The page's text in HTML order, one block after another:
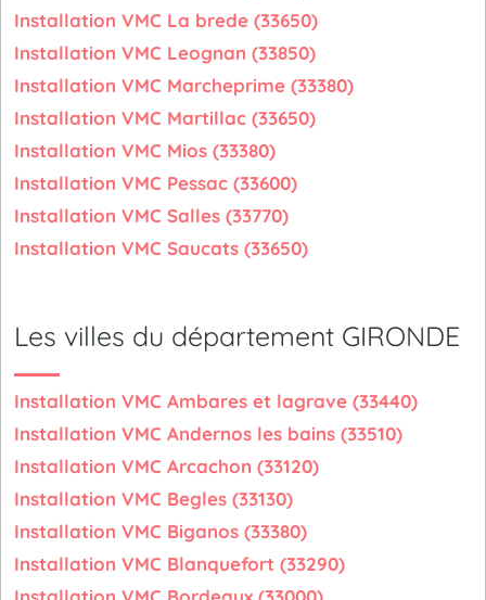
Installation VMC La brede (33650)
Installation VMC Leognan (33850)
Installation VMC Marcheprime (33380)
Installation VMC Martillac (33650)
Installation VMC Mios (33380)
Installation VMC Pessac (33600)
Installation VMC Salles (33770)
Installation VMC Saucats (33650)
Les villes du département GIRONDE
Installation VMC Ambares et lagrave (33440)
Installation VMC Andernos les bains (33510)
Installation VMC Arcachon (33120)
Installation VMC Begles (33130)
Installation VMC Biganos (33380)
Installation VMC Blanquefort (33290)